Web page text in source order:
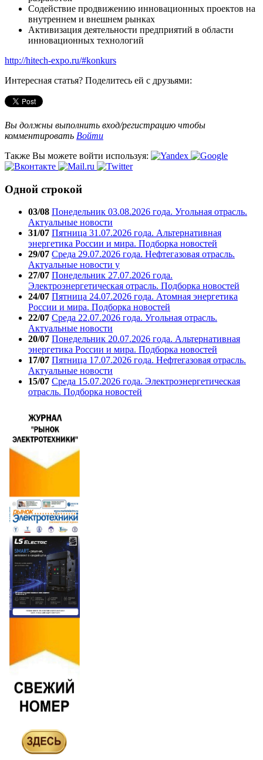
Содействие продвижению инновационных проектов на
внутреннем и внешнем рынках
Активизация деятельности предприятий в области
инновационных технологий
http://hitech-expo.ru/#konkurs
Интересная статья? Поделитесь ей с друзьями:
Вы должны выполнить вход/регистрацию чтобы
комментировать Войти
Также Вы можете войти используя:
Одной строкой
03/08 Понедельник 03.08.2026 года. Угольная отрасль.
Актуальные новости
31/07 Пятница 31.07.2026 года. Альтернативная
энергетика России и мира. Подборка новостей
29/07 Среда 29.07.2026 года. Нефтегазовая отрасль.
Актуальные новости у
27/07 Понедельник 27.07.2026 года.
Электроэнергетическая отрасль. Подборка новостей
24/07 Пятница 24.07.2026 года. Атомная энергетика
России и мира. Подборка новостей
22/07 Среда 22.07.2026 года. Угольная отрасль.
Актуальные новости
20/07 Понедельник 20.07.2026 года. Альтернативная
энергетика России и мира. Подборка новостей
17/07 Пятница 17.07.2026 года. Нефтегазовая отрасль.
Актуальные новости
15/07 Среда 15.07.2026 года. Электроэнергетическая
отрасль. Подборка новостей